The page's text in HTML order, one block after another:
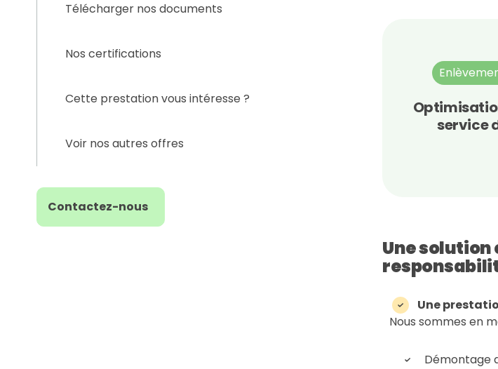
Télécharger nos documents
Nos certifications
Cette prestation vous intéresse ?
Voir nos autres offres
Contactez-nous
service
Une
Une
Nous sommes en
Démontage